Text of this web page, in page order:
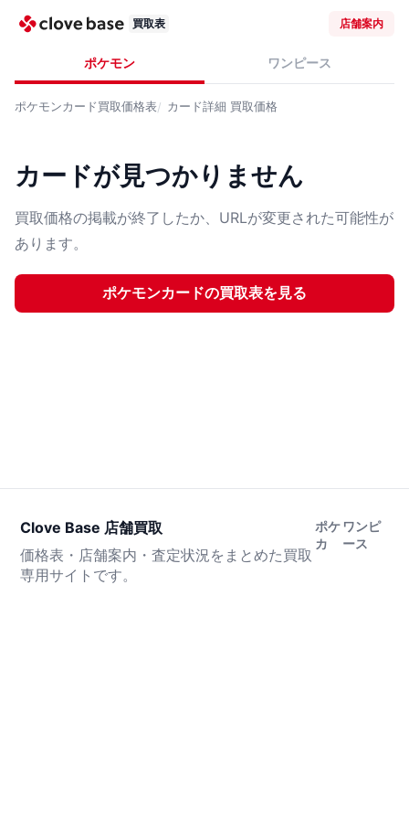
買取表 店舗案内
ポケモン ワンピース
ポケモンカード買取価格表 カード詳細 買取価格
カードが見つかりません
買取価格の掲載が終了したか、URLが変更された可能性が
あります。
ポケモンカードの買取表を見る
Clove Base 店舗買取
価格表・店舗案内・査定状況をまとめた買取
専用サイトです。
ポケ
カ
ワンピ
ース